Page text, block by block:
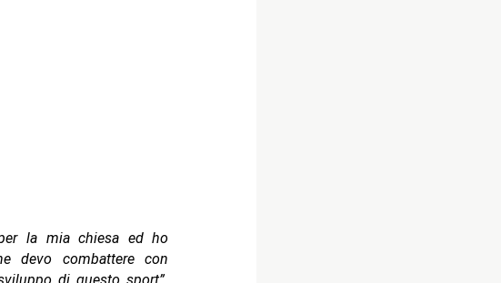
la mia chiesa ed ho
devo combattere con